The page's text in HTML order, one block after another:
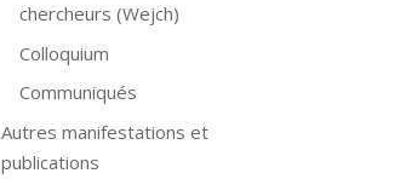
chercheurs (Wejch)
Colloquium
Communiqués
Autres manifestations et
publications